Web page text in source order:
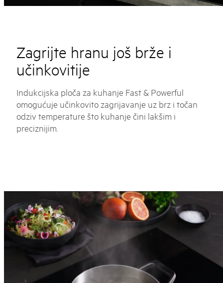
Zagrijte hranu još brže i
učinkovitije
Indukcijska ploča za kuhanje Fast & Powerful
omogućuje učinkovito zagrijavanje uz brz i točan
odziv temperature što kuhanje čini lakšim i
preciznijim.